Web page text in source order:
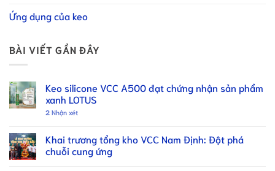
Ứng dụng của keo
BÀI VIẾT GẦN ĐÂY
Keo silicone VCC A500 đạt chứng nhận sản phẩm
xanh LOTUS
2 Nhận xét
Khai trương tổng kho VCC Nam Định: Đột phá
chuỗi cung ứng